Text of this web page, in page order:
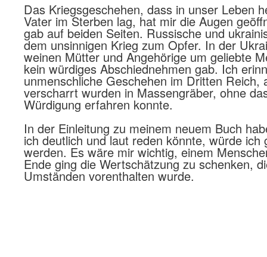
Das Kriegsgeschehen, dass in unser Leben
Vater im Sterben lag, hat mir die Augen
gab auf beiden Seiten. Russische und
dem unsinnigen Krieg zum Opfer. In der
weinen Mütter und Angehörige um geliebte
kein würdiges Abschiednehmen gab. Ich
unmenschliche Geschehen im Dritten Reich,
verscharrt wurden in Massengräber, ohne
Würdigung erfahren konnte.
In der Einleitung zu meinem neuem Buch
ich deutlich und laut reden könnte, würde ich
werden. Es wäre mir wichtig, einem
Ende ging die Wertschätzung zu schenken,
Umständen vorenthalten wurde.